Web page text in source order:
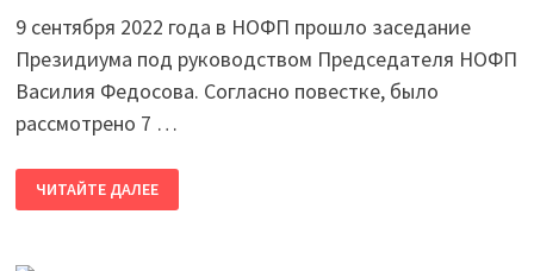
9 сентября 2022 года в НОФП прошло заседание
Президиума под руководством Председателя НОФП
Василия Федосова. Согласно повестке, было
рассмотрено 7 …
ПРОШЛО
ЗАСЕДАНИЕ
ПРЕЗИДИУМА
ЧИТАЙТЕ ДАЛЕЕ